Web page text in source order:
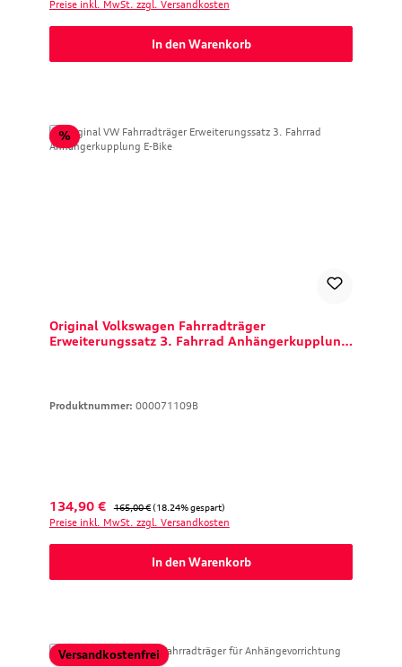
Preise inkl. MwSt. zzgl. Versandkosten
In den Warenkorb
%Rabatt
Original Volkswagen Fahrradträger
Erweiterungssatz 3. Fahrrad Anhängerkupplung
Produktnummer: 000071109B
Verkaufspreis:
134,90 € Regulärer Preis:
165,00 € (18.24% gespart)
Preise inkl. MwSt. zzgl. Versandkosten
In den Warenkorb
Versandkostenfrei